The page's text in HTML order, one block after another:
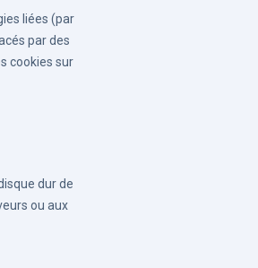
liées (par
par des
cookies sur
dur de
ou aux